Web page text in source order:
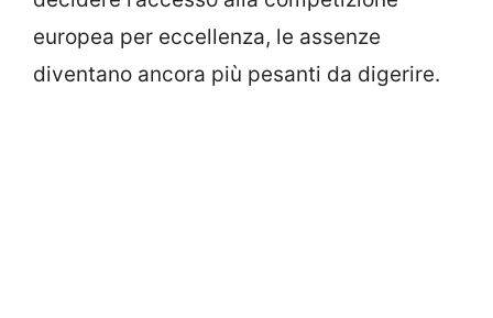
europea per eccellenza, le assenze
diventano ancora più pesanti da digerire.